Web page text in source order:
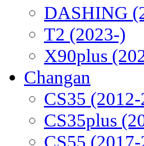
DASHING
T2 (2023-)
X90plus
Changan
CS35
CS35plus